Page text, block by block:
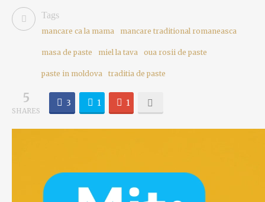
Tags
mancare ca la mama mancare traditional romaneasca
masa de paste miel la tava oua rosii de paste
paste in moldova traditia de paste
5
SHARES
3 1 1